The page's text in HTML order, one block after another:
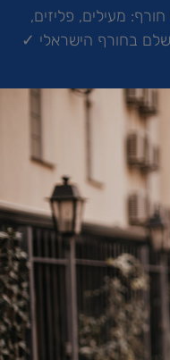
מעילים, פליזים,
בחורף הישראלי ✓